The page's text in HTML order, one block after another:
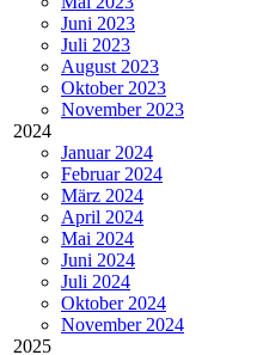
Juni 2023
Juli 2023
August 2023
Oktober 2023
November 2023
2024
Januar 2024
Februar 2024
März 2024
April 2024
Mai 2024
Juni 2024
Juli 2024
Oktober 2024
November 2024
2025